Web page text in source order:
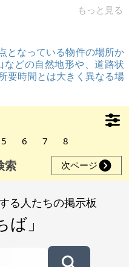
一日中薪ストーブを焚いて
した。現在は空き家となっ
す。主なリフォームの履歴
もっと見る
となっている物件の場所か
などの自然地形や、道路状
要時間とは大きく異なる場
5 6 7 8
索 次ページ
る人たちの掲示板
ば」